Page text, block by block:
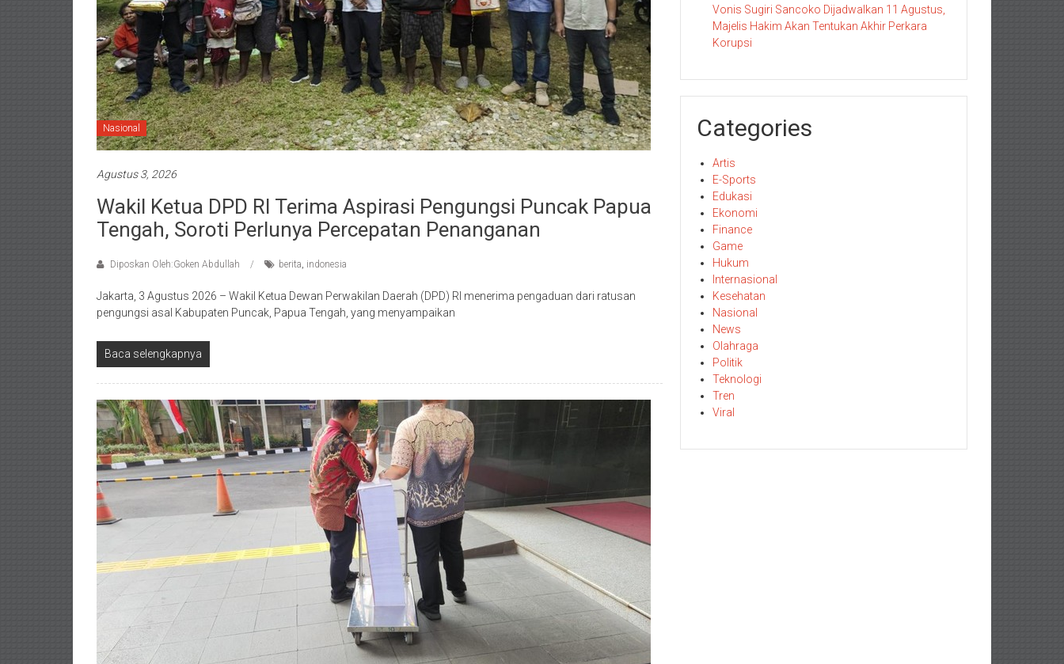
Nasional
Agustus 3, 2026
Wakil Ketua DPD RI Terima Aspirasi Pengungsi Puncak Papua
Tengah, Soroti Perlunya Percepatan Penanganan
Diposkan Oleh:Goken Abdullah berita, indonesia
Jakarta, 3 Agustus 2026 – Wakil Ketua Dewan Perwakilan Daerah (DPD) RI menerima pengaduan dari ratusan
pengungsi asal Kabupaten Puncak, Papua Tengah, yang menyampaikan
Baca selengkapnya
Vonis Sugiri Sancoko Dijadwalkan 11 Agustus,
Majelis Hakim Akan Tentukan Akhir Perkara
Korupsi
Categories
Artis
E-Sports
Edukasi
Ekonomi
Finance
Game
Hukum
Internasional
Kesehatan
Nasional
News
Olahraga
Politik
Teknologi
Tren
Viral